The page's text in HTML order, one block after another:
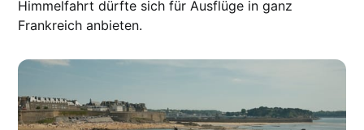
Himmelfahrt dürfte sich für Ausflüge in ganz
Frankreich anbieten.